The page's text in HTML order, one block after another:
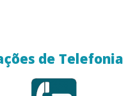
de Telefonia